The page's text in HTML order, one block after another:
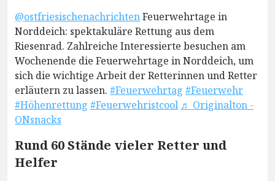
@ostfriesischenachrichtenFeuerwehrtage in
Norddeich: spektakuläre Rettung aus dem
Riesenrad. Zahlreiche Interessierte besuchen am
Wochenende die Feuerwehrtage in Norddeich, um
sich die wichtige Arbeit der Retterinnen und Retter
erläutern zu lassen. #Feuerwehrtag #Feuerwehr
#Höhenrettung #Feuerwehristcool ♬ Originalton -
ONsnacks
Rund 60 Stände vieler Retter und
Helfer